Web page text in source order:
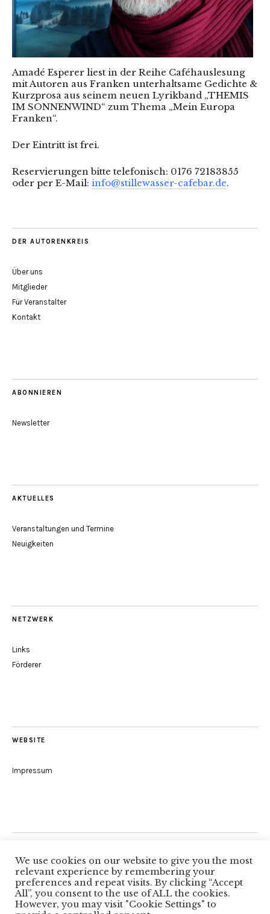
Amadé Esperer liest in der Reihe Caféhauslesung
mit Autoren aus Franken unterhaltsame Gedichte &
Kurzprosa aus seinem neuen Lyrikband „THEMIS
IM SONNENWIND“ zum Thema „Mein Europa
Franken“.
Der Eintritt ist frei.
Reservierungen bitte telefonisch: 0176 72183855
oder per E-Mail: info@stillewasser-cafebar.de.
DER AUTORENKREIS
Über uns
Mitglieder
Für Veranstalter
Kontakt
ABONNIEREN
Newsletter
AKTUELLES
Veranstaltungen und Termine
Neuigkeiten
NETZWERK
Links
Förderer
WEBSITE
Impressum
Folge uns
Facebook
We use cookies on our website to give you the most
relevant experience by remembering your
preferences and repeat visits. By clicking “Accept
All”, you consent to the use of ALL the cookies.
However, you may visit "Cookie Settings" to